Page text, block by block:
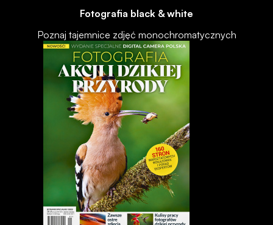
Fotografia black & white
Poznaj tajemnice zdjęć monochromatycznych